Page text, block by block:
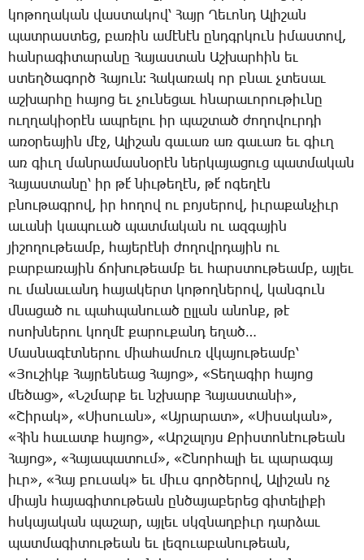
կո­թո­ղա­կան վաս­տա­կով՝ ­Հայր ­Ղե­ւոնդ Ա­լի­շան
պատ­րաս­տեց, բա­ռին ա­մէ­նէն ընդգր­կուն ի­մաս­տով,
հան­րա­գի­տա­րա­նը ­Հա­յաս­տան Աշ­խար­հին եւ
ստեղ­ծա­գործ ­Հա­յուն։ ­Հա­կա­ռակ որ բնաւ չտե­սաւ
աշ­խար­հը հա­յոց եւ չու­նե­ցաւ հնա­րա­ւո­րու­թիւ­նը
ուղ­ղա­կիօ­րէն ապ­րե­լու իր պաշ­տած ժո­ղո­վուր­դի
ա­ռօ­րեա­յին մէջ, Ա­լի­շան գա­ւառ առ գա­ւառ եւ գիւղ
առ գիւղ ման­րա­մաս­նօ­րէն ներ­կա­յա­ցուց պատ­մա­կան
­Հա­յաս­տա­նը՝ իր թէ՛ նիւ­թե­ղէն, թէ՛ ո­գե­ղէն
բնու­թագ­րով, իր հո­ղով ու բոյ­սե­րով, իւ­րա­քան­չիւր
ա­ւա­նի կա­պո­ւած պատ­մա­կան ու ազ­գա­յին
յի­շո­ղու­թեամբ, հա­յե­րէ­նի ժո­ղովր­դա­յին ու
բար­բա­ռա­յին ճո­խու­թեամբ եւ հարս­տու­թեամբ, այ­լեւ
ու մա­նա­ւանդ հա­յա­կերտ կո­թող­նե­րով, կան­գուն
մնա­ցած ու պահ­պա­նո­ւած ըլ­լան ա­նոնք, թէ
ո­սոխ­նե­րու կող­մէ քա­րու­քանդ ե­ղած…
­Մաս­նա­գէտ­նե­րու միա­հա­մուռ վկա­յու­թեամբ՝
«­Յու­շիկք ­Հայ­րե­նեաց ­Հա­յոց», «­Տե­ղա­գիր հա­յոց
մե­ծաց», «Նշ­մարք եւ նշխարք ­Հա­յաս­տա­նի»,
«­Շի­րակ», «­Սի­սո­ւան», «Այ­րա­րատ», «­Սի­սա­կան»,
«­Հին հա­ւատք հա­յոց», «Ար­շա­լոյս Ք­րիս­տո­նէու­թեան
­Հա­յոց», «­Հա­յա­պա­տում», «Շ­նոր­հա­լի եւ պա­րա­գայ
իւր», «­Հայ բու­սակ» եւ միւս գոր­ծե­րով, Ա­լի­շան ոչ
միայն հա­յա­գի­տու­թեան ըն­ծա­յա­բե­րեց գի­տե­լի­քի
հսկա­յա­կան պա­շար, այ­լեւ սկզնաղ­բիւր դար­ձաւ
պատ­մա­գի­տու­թեան եւ լե­զո­ւա­բա­նու­թեան,